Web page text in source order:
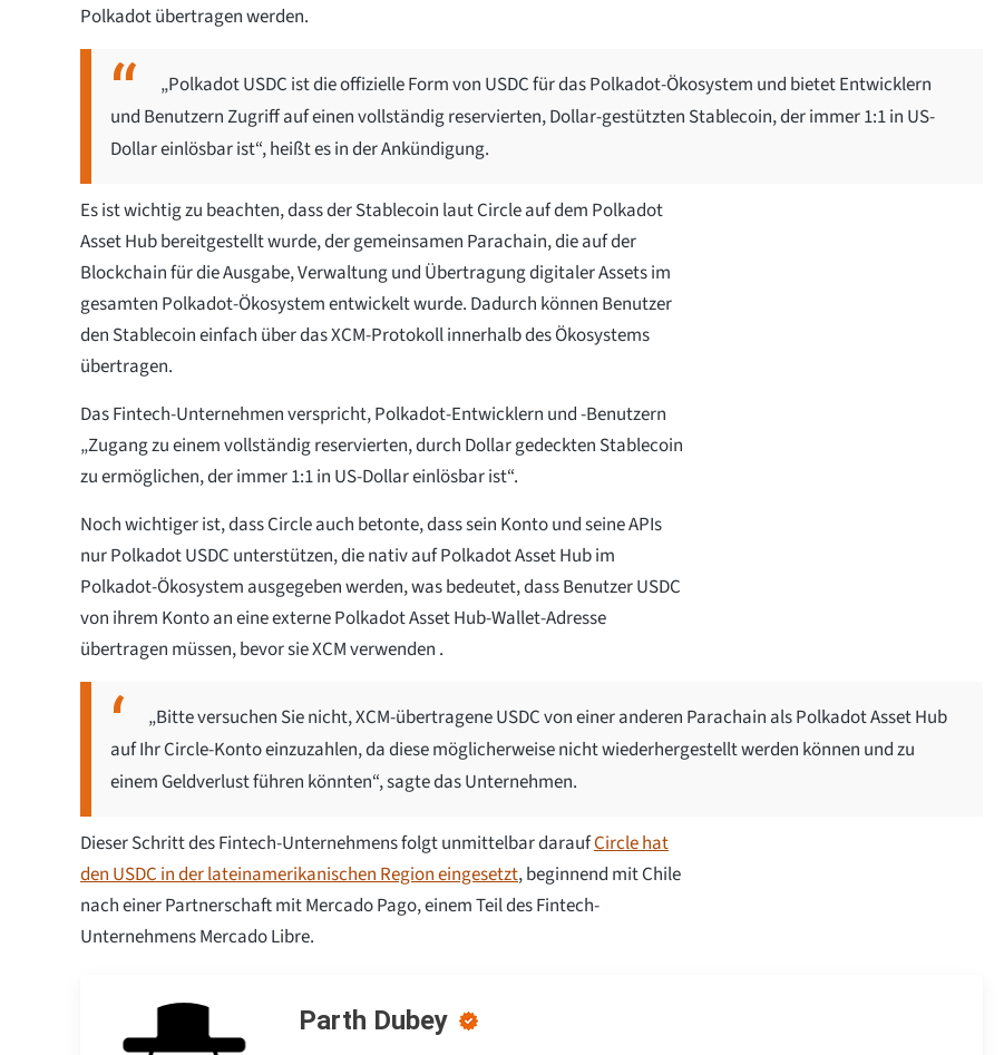
Polkadot übertragen werden.
„Polkadot USDC ist die offizielle Form von USDC für das Polkadot-Ökosystem und bietet Entwicklern
und Benutzern Zugriff auf einen vollständig reservierten, Dollar-gestützten Stablecoin, der immer 1:1 in US-
Dollar einlösbar ist“, heißt es in der Ankündigung.
Es ist wichtig zu beachten, dass der Stablecoin laut Circle auf dem Polkadot
Asset Hub bereitgestellt wurde, der gemeinsamen Parachain, die auf der
Blockchain für die Ausgabe, Verwaltung und Übertragung digitaler Assets im
gesamten Polkadot-Ökosystem entwickelt wurde. Dadurch können Benutzer
den Stablecoin einfach über das XCM-Protokoll innerhalb des Ökosystems
übertragen.
Das Fintech-Unternehmen verspricht, Polkadot-Entwicklern und -Benutzern
„Zugang zu einem vollständig reservierten, durch Dollar gedeckten Stablecoin
zu ermöglichen, der immer 1:1 in US-Dollar einlösbar ist“.
Noch wichtiger ist, dass Circle auch betonte, dass sein Konto und seine APIs
nur Polkadot USDC unterstützen, die nativ auf Polkadot Asset Hub im
Polkadot-Ökosystem ausgegeben werden, was bedeutet, dass Benutzer USDC
von ihrem Konto an eine externe Polkadot Asset Hub-Wallet-Adresse
übertragen müssen, bevor sie XCM verwenden .
„Bitte versuchen Sie nicht, XCM-übertragene USDC von einer anderen Parachain als Polkadot Asset Hub
auf Ihr Circle-Konto einzuzahlen, da diese möglicherweise nicht wiederhergestellt werden können und zu
einem Geldverlust führen könnten“, sagte das Unternehmen.
Dieser Schritt des Fintech-Unternehmens folgt unmittelbar daraufCircle hat
den USDC in der lateinamerikanischen Region eingesetzt, beginnend mit Chile
nach einer Partnerschaft mit Mercado Pago, einem Teil des Fintech-
Unternehmens Mercado Libre.
Parth Dubey